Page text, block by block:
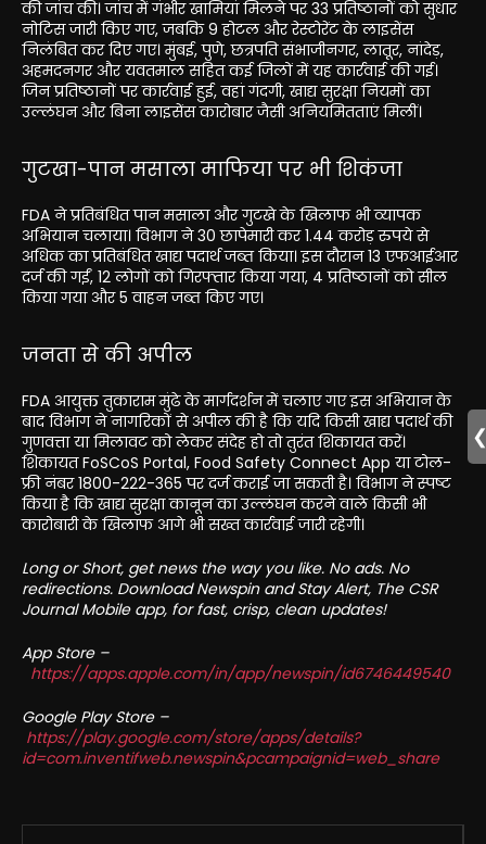
की जांच की। जांच में गंभीर खामियां मिलने पर 33 प्रतिष्ठानों को सुधार
नोटिस जारी किए गए, जबकि 9 होटल और रेस्टोरेंट के लाइसेंस
निलंबित कर दिए गए। मुंबई, पुणे, छत्रपति संभाजीनगर, लातूर, नांदेड़,
अहमदनगर और यवतमाल सहित कई जिलों में यह कार्रवाई की गई।
जिन प्रतिष्ठानों पर कार्रवाई हुई, वहां गंदगी, खाद्य सुरक्षा नियमों का
उल्लंघन और बिना लाइसेंस कारोबार जैसी अनियमितताएं मिलीं।
गुटखा-पान मसाला माफिया पर भी शिकंजा
FDA ने प्रतिबंधित पान मसाला और गुटखे के खिलाफ भी व्यापक
अभियान चलाया। विभाग ने 30 छापेमारी कर 1.44 करोड़ रुपये से
अधिक का प्रतिबंधित खाद्य पदार्थ जब्त किया। इस दौरान 13 एफआईआर
दर्ज की गईं, 12 लोगों को गिरफ्तार किया गया, 4 प्रतिष्ठानों को सील
किया गया और 5 वाहन जब्त किए गए।
जनता से की अपील
FDA आयुक्त तुकाराम मुंढे के मार्गदर्शन में चलाए गए इस अभियान के
बाद विभाग ने नागरिकों से अपील की है कि यदि किसी खाद्य पदार्थ की
गुणवत्ता या मिलावट को लेकर संदेह हो तो तुरंत शिकायत करें।
शिकायत FoSCoS Portal, Food Safety Connect App या टोल-
फ्री नंबर 1800-222-365 पर दर्ज कराई जा सकती है। विभाग ने स्पष्ट
किया है कि खाद्य सुरक्षा कानून का उल्लंघन करने वाले किसी भी
कारोबारी के खिलाफ आगे भी सख्त कार्रवाई जारी रहेगी।
Long or Short, get news the way you like. No ads. No
redirections. Download Newspin and Stay Alert, The CSR
Journal Mobile app, for fast, crisp, clean updates!
App Store –
https://apps.apple.com/in/app/newspin/id6746449540
Google Play Store –
https://play.google.com/store/apps/details?
id=com.inventifweb.newspin&pcampaignid=web_share